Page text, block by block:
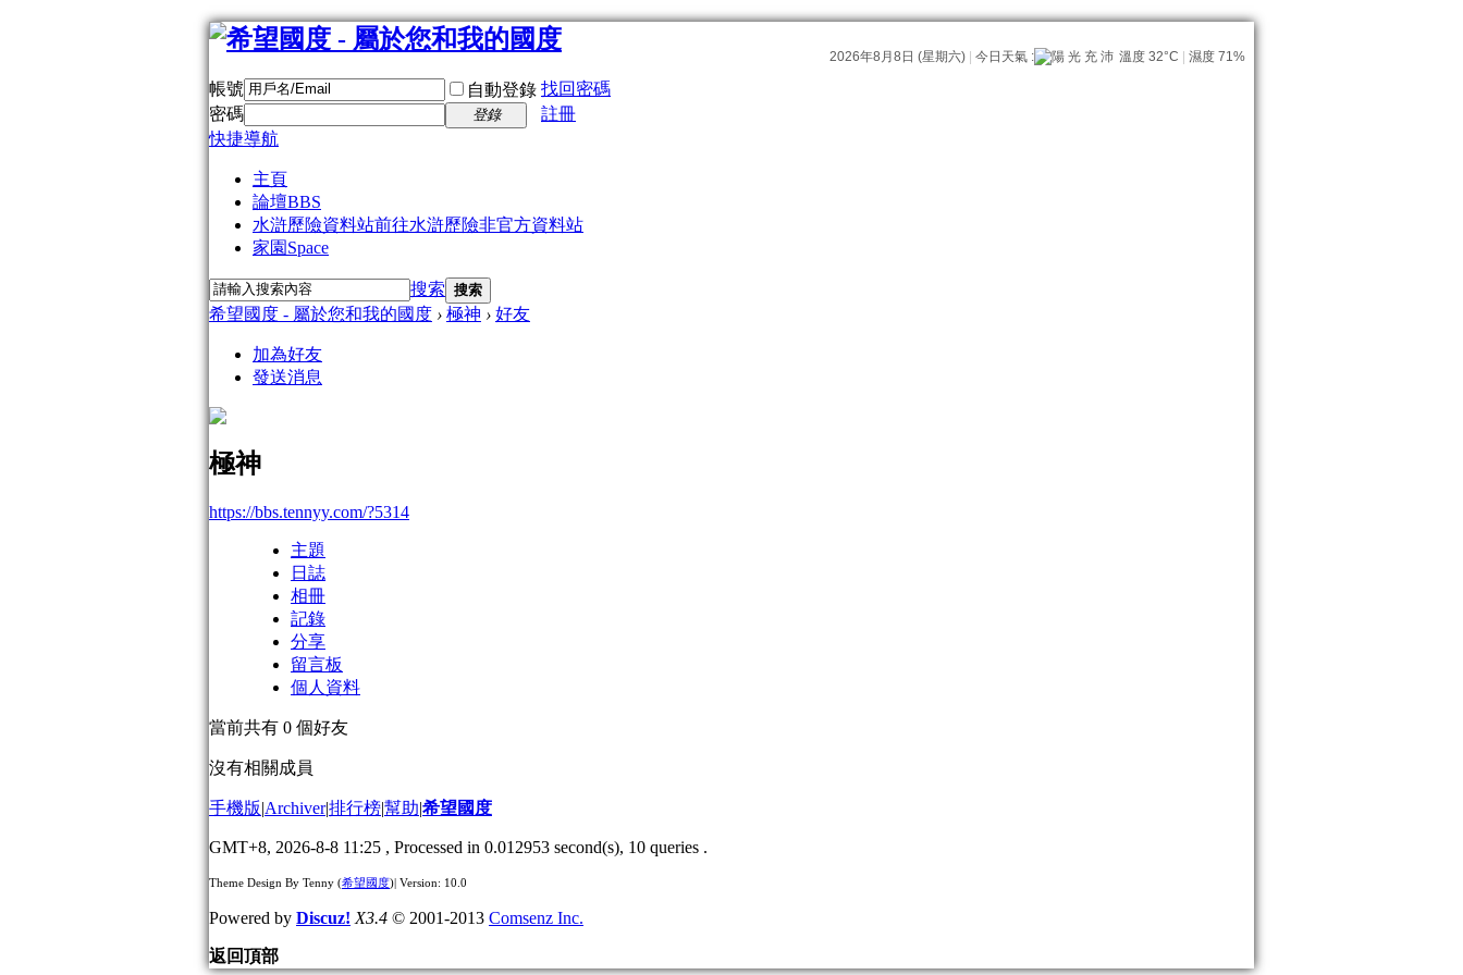
帳號 自動登錄 找回密碼
密碼
登錄
註冊
快捷導航
主頁
論壇BBS
水滸歷險資料站前往水滸歷險非官方資料站
家園 Space
搜索 搜索
希望國度 - 屬於您和我的國度 › 極神 › 好友
加為好友
發送消息
極神
https://bbs.tennyy.com/?5314
主題
日誌
相冊
記錄
分享
留言板
個人資料
當前共有 0 個好友
沒有相關成員
手機版|Archiver|排行榜|幫助|希望國度
GMT+8, 2026-8-8 11:25 , Processed in 0.012953 second(s), 10 queries .
Theme Design By Tenny (希望國度)| Version: 10.0
Powered by Discuz! X3.4 © 2001-2013 Comsenz Inc.
返回頂部